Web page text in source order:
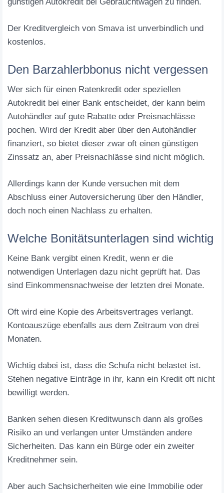
Der Kreditvergleich von Smava ist unverbindlich und
kostenlos.
Den Barzahlerbbonus nicht vergessen
Wer sich für einen Ratenkredit oder speziellen
Autokredit bei einer Bank entscheidet, der kann beim
Autohändler auf gute Rabatte oder Preisnachlässe
pochen. Wird der Kredit aber über den Autohändler
finanziert, so bietet dieser zwar oft einen günstigen
Zinssatz an, aber Preisnachlässe sind nicht möglich.
Allerdings kann der Kunde versuchen mit dem
Abschluss einer Autoversicherung über den Händler,
doch noch einen Nachlass zu erhalten.
Welche Bonitätsunterlagen sind wichtig
Keine Bank vergibt einen Kredit, wenn er die
notwendigen Unterlagen dazu nicht geprüft hat. Das
sind Einkommensnachweise der letzten drei Monate.
Oft wird eine Kopie des Arbeitsvertrages verlangt.
Kontoauszüge ebenfalls aus dem Zeitraum von drei
Monaten.
Wichtig dabei ist, dass die Schufa nicht belastet ist.
Stehen negative Einträge in ihr, kann ein Kredit oft nicht
bewilligt werden.
Banken sehen diesen Kreditwunsch dann als großes
Risiko an und verlangen unter Umständen andere
Sicherheiten. Das kann ein Bürge oder ein zweiter
Kreditnehmer sein.
Aber auch Sachsicherheiten wie eine Immobilie oder